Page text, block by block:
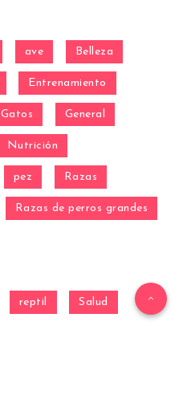
ave Belleza
Entrenamiento
Gatos General
Nutrición
pez Razas
Razas de perros grandes
reptil Salud